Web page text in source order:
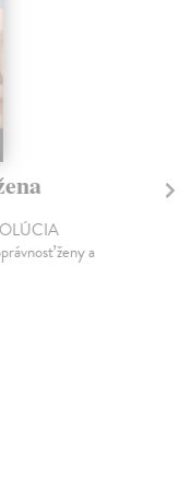
ženy a